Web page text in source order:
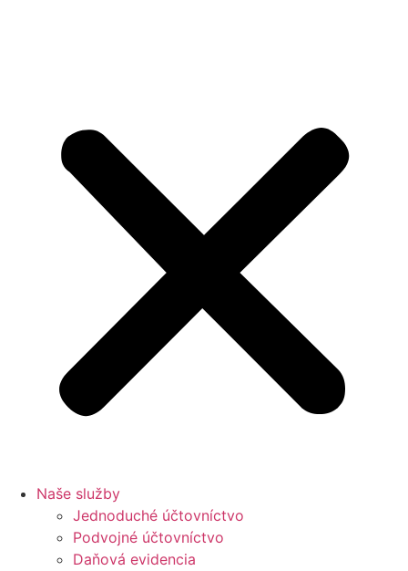
Naše služby
Jednoduché účtovníctvo
Podvojné účtovníctvo
Daňová evidencia